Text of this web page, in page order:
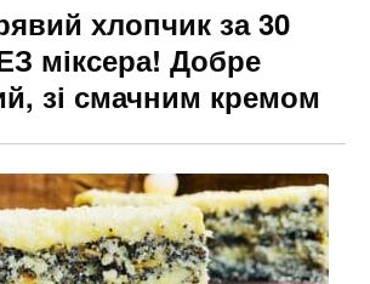
хлопчик за 30
міксера! Добре
зі смачним кремом